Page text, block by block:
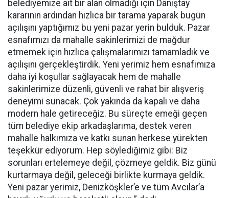
belediyemize ait bir alan olmadığı için Danıştay
kararının ardından hızlıca bir tarama yaparak bugün
açılışını yaptığımız bu yeni pazar yerin bulduk. Pazar
esnafımızı da mahalle sakinlerimizi de mağdur
etmemek için hızlıca çalışmalarımızı tamamladık ve
açılışını gerçekleştirdik. Yeni yerimiz hem esnafımıza
daha iyi koşullar sağlayacak hem de mahalle
sakinlerimize düzenli, güvenli ve rahat bir alışveriş
deneyimi sunacak. Çok yakında da kapalı ve daha
modern hale getireceğiz. Bu süreçte emeği geçen
tüm belediye ekip arkadaşlarıma, destek veren
mahalle halkımıza ve katkı sunan herkese yürekten
teşekkür ediyorum. Hep söylediğimiz gibi: Biz
sorunları ertelemeye değil, çözmeye geldik. Biz günü
kurtarmaya değil, geleceği birlikte kurmaya geldik.
Yeni pazar yerimiz, Denizköşkler’e ve tüm Avcılar’a